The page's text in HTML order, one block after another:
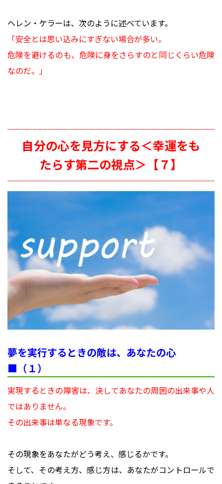
ヘレン・ケラーは、次のように述べています。
「安全とは思い込みにすぎない場合が多い。
危険を避けるのも、危険に身をさらすのと同じくらい危険
なのだ。」
自分の心を見方にする＜幸運をも
たらす第二の視点＞【７】
夢を実行するときの敵は、あなたの心
■（１）
実現するときの障害は、決してあなたの周囲の出来事や人
ではありません。
その出来事は単なる現象です。
その現象をあなたがどう考え、感じるかです。
そして、その考え方、感じ方は、あなたがコントロールで